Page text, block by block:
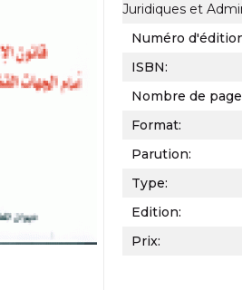
Juridiques et
Numéro
ISBN:
Nombre de
Format:
Parution:
Type:
Edition:
Prix: